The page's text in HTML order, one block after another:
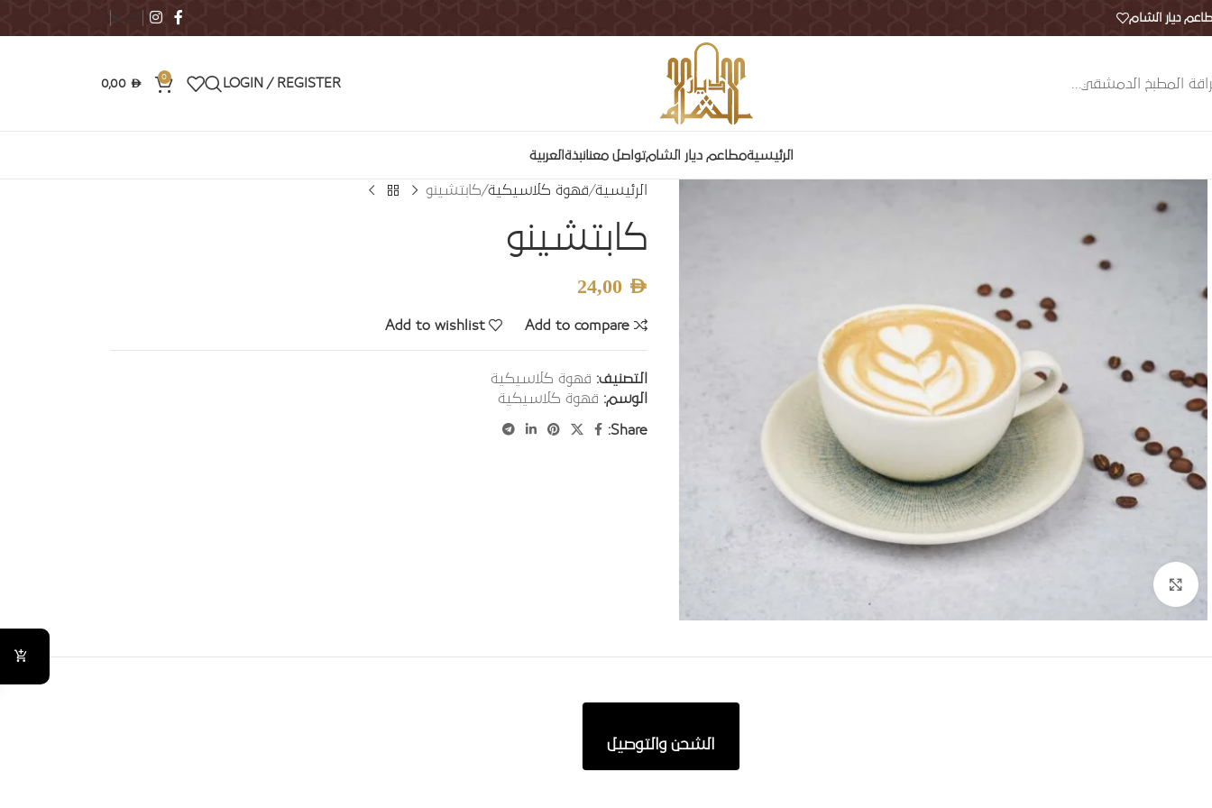
ديار الشام العربية
المطبخ الدمشقي… LOGIN / REGISTER
0
0,00 AED
الرئيسيةمطاعم ديار الشامتواصل معنانبذة العربية
الرئيسية قهوة كلاسيكية كابتشينو
كابتشينو
24,00 AED
Add to compare
Add to wishlist
التصنيف: قهوة كلاسيكية
الوسم: قهوة كلاسيكية
Share:
الشحن والتوصيل